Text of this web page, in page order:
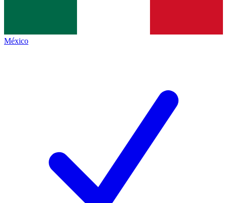
México